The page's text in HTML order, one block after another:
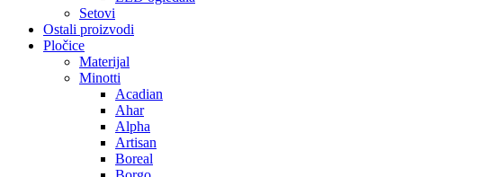
Setovi
Ostali proizvodi
Pločice
Materijal
Minotti
Acadian
Ahar
Alpha
Artisan
Boreal